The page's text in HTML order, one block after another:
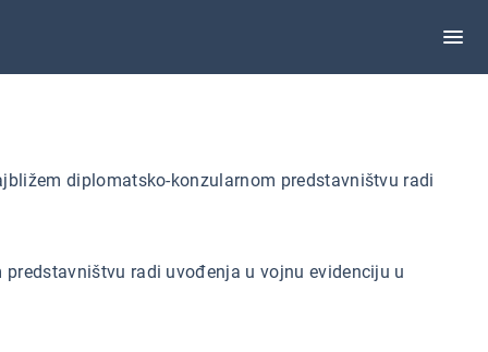
diplomatsko-konzularnom predstavništvu radi
radi uvođenja u vojnu evidenciju u